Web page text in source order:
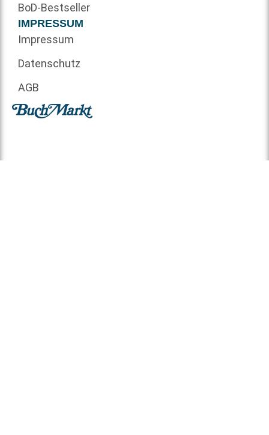
BoD-Bestseller
IMPRESSUM
Impressum
Datenschutz
AGB